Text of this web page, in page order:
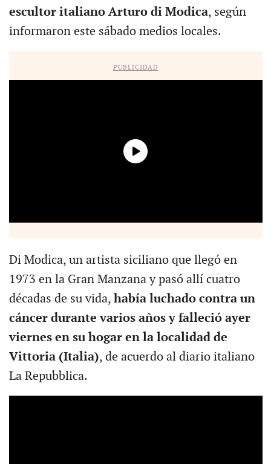
escultor italiano Arturo di Modica, según
informaron este sábado medios locales.
PUBLICIDAD
Di Modica, un artista siciliano que llegó en
1973 en la Gran Manzana y pasó allí cuatro
décadas de su vida, había luchado contra un
cáncer durante varios años y falleció ayer
viernes en su hogar en la localidad de
Vittoria (Italia), de acuerdo al diario italiano
La Repubblica.